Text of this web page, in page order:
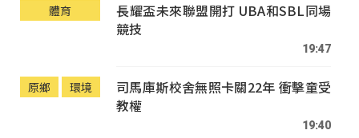
體育
長耀盃未來聯盟開打 UBA和SBL同場
競技
19:47
原鄉 環境
司馬庫斯校舍無照卡關22年 衝擊童受
教權
19:40